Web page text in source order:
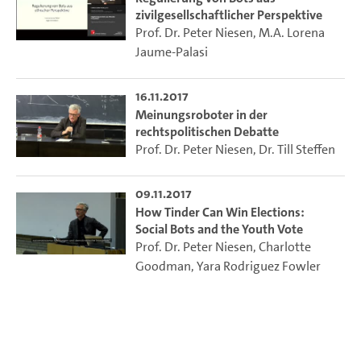
zivilgesellschaftlicher Perspektive
Prof. Dr. Peter Niesen,M.A. Lorena
Jaume-Palasi
16.11.2017
Meinungsroboter in der
rechtspolitischen Debatte
Prof. Dr. Peter Niesen, Dr. Till Steffen
09.11.2017
How Tinder Can Win Elections:
Social Bots and the Youth Vote
Prof. Dr. Peter Niesen,Charlotte
Goodman,Yara Rodriguez Fowler